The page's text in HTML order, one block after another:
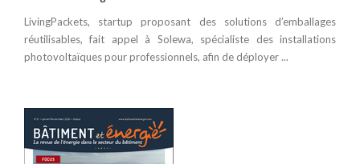
LivingPackets, startup proposant des solutions d’emballages
réutilisables, fait appel à Solewa, spécialiste des installations
photovoltaïques pour professionnels, afin de déployer ...